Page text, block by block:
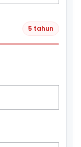
5 tahun